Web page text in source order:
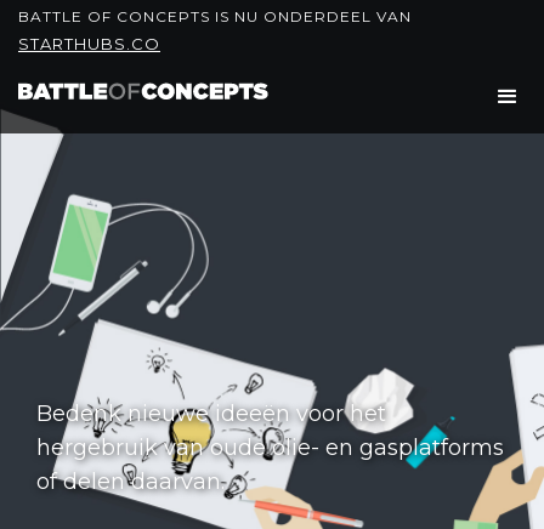
Bedenk nieuwe ideeën voor het
hergebruik van oude olie- en gasplatforms
of delen daarvan.
BATTLE OF CONCEPTS IS NU ONDERDEEL VAN
STARTHUBS.CO